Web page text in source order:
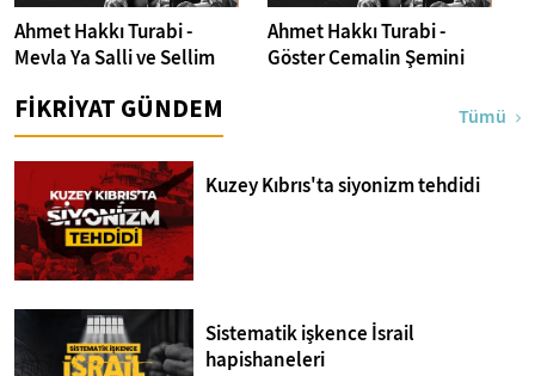
Ahmet Hakkı Turabi -
Mevla Ya Salli ve Sellim
Ahmet Hakkı Turabi -
Göster Cemalin Şemini
FİKRİYAT GÜNDEM Tümü
Kuzey Kıbrıs'ta siyonizm tehdidi
Sistematik işkence İsrail
hapishaneleri